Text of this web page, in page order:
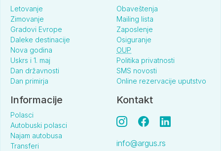
Letovanje
Zimovanje
Gradovi Evrope
Daleke destinacije
Nova godina
Uskrs i 1. maj
Dan državnosti
Dan primirja
Obaveštenja
Mailing lista
Zaposlenje
Osiguranje
OUP
Politika privatnosti
SMS novosti
Online rezervacije uputstvo
Informacije
Polasci
Autobuski polasci
Najam autobusa
Transferi
Kontakt
info@argus.rs